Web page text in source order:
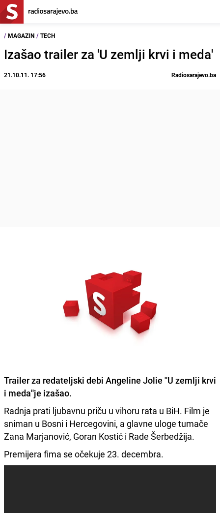
/ MAGAZIN / TECH
Izašao trailer za 'U zemlji krvi i meda'
21.10.11. 17:56 Radiosarajevo.ba
Trailer za redateljski debi Angeline Jolie ''U zemlji krvi
i meda''je izašao.
Radnja prati ljubavnu priču u vihoru rata u BiH. Film je
sniman u Bosni i Hercegovini, a glavne uloge tumače
Zana Marjanović, Goran Kostić i Rade Šerbedžija.
Premijera fima se očekuje 23. decembra.